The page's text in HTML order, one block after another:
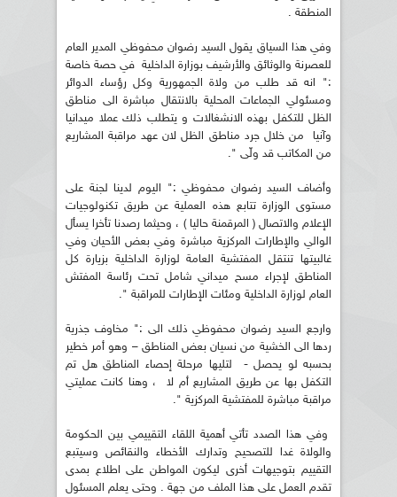
المنطقة .
وفي هذا السياق يقول السيد رضوان محفوظي المدير العام
للعصرنة والوثائق والأرشيف بوزارة الداخلية في حصة خاصة
:" انه قد طلب من ولاة الجمهورية وكل رؤساء الدوائر
ومسئولي الجماعات المحلية بالانتقال مباشرة الى مناطق
الظل للتكفل بهذه الانشغالات و يتطلب ذلك عملا ميدانيا
وآنيا من خلال جرد مناطق الظل لان عهد مراقبة المشاريع
من المكاتب قد ولّى ".
وأضاف السيد رضوان محفوظي :" اليوم لدينا لجنة على
مستوى الوزارة تتابع هذه العملية عن طريق تكنولوجيات
الإعلام والاتصال ( المرقمنة حاليا ) ، وحيثما رصدنا تأخرا يسأل
الوالي والإطارات المركزية مباشرة وفي بعض الأحيان وفي
غالبيتها تنتقل المفتشية العامة لوزارة الداخلية بزيارة كل
المناطق لإجراء مسح ميداني شامل تحت رئاسة المفتش
العام لوزارة الداخلية ومئات الإطارات للمراقبة ".
وارجع السيد رضوان محفوظي ذلك الى :" مخاوف جذرية
ردها الى الخشية من نسيان بعض المناطق – وهو أمر خطير
بحسبه لو يحصل - لتليها مرحلة إحصاء المناطق هل تم
التكفل بها عن طريق المشاريع أم لا ، وهنا كانت عمليتي
مراقبة مباشرة للمفتشية المركزية ".
وفي هذا الصدد تأتي أهمية اللقاء التقييمي بين الحكومة
والولاة غدا للتصحيح وتدارك الأخطاء والنقائص وسيتبع
التقييم بتوجيهات أخرى ليكون المواطن على اطلاع بمدى
تقدم العمل على هذا الملف من جهة . وحتى يعلم المسئول